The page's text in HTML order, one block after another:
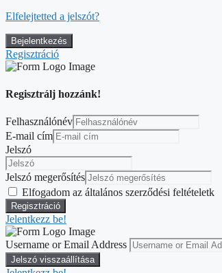
Elfelejtetted a jelszót?
Regisztráció
Regisztrálj hozzánk!
Felhasználónév
E-mail cím
Jelszó
Jelszó megerősítés
Elfogadom az általános szerződési feltételetk
Jelentkezz be!
Username or Email Address